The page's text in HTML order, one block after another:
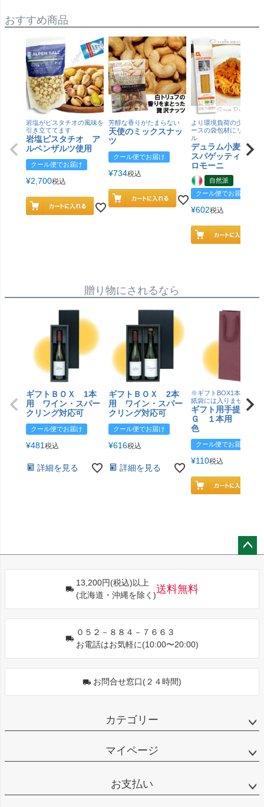
おすすめ商品
岩塩がピスタチオの風味を
引き立ててます
岩塩ピスタチオ ア
ルペンザルツ使用
クール便でお届け
¥2,700税込
芳醇な香りがたまらない
天使のミックスナッ
ツ
クール便でお届け
¥734税込
より環境負荷の少ない紙
ースの袋包材にリニュー
ル
デュラム小麦 有
スパゲッティ／ジ
ロモーニ
自然派
クール便でお届け
¥602税込
贈り物にされるなら
ギフトＢＯＸ 1本
用 ワイン・スパー
クリング対応可
クール便でお届け
¥481 税込
詳細を見る
ギフトＢＯＸ 2本
用 ワイン・スパー
クリング対応可
クール便でお届け
¥616税込
詳細を見る
※ギフトBOX1本用はこ
紙袋には入りません
ギフト用手提げＢ
Ｇ １本用 エン
色
クール便でお届け
¥110税込
13,200円(税込)以上
(北海道・沖縄を除く)
送料無料
０５２－８８４－７６６３
お電話はお気軽に(10:00〜20:00)
お問合せ窓口(２４時間)
カテゴリー
マイページ
お支払い